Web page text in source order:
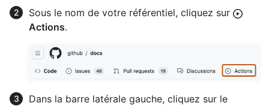
Sous le nom de votre référentiel, cliquez sur
Actions.
Dans la barre latérale gauche, cliquez sur le